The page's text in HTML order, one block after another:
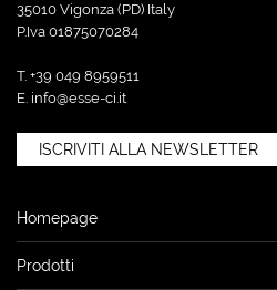
35010 Vigonza (PD) Italy
P.Iva 01875070284
T. +39 049 8959511
E. info@esse-ci.it
ISCRIVITI ALLA NEWSLETTER
Homepage
Prodotti